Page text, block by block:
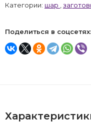
Категории: шар
Поделиться в соцсетях: